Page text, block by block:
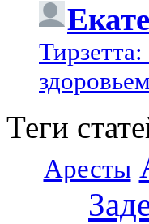
здоровьем
Теги
Аресты